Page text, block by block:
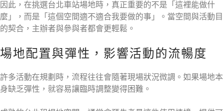
因此，在挑選台北車站場地時，真正重要的不是「這裡能做什
麼」，而是「這個空間適不適合我要做的事」。當空間與活動目
的契合，主辦者與參與者都會更輕鬆。
場地配置與彈性，影響活動的流暢度
許多活動在規劃時，流程往往會隨著現場狀況微調。如果場地本
身缺乏彈性，就容易讓臨時調整變得困難。